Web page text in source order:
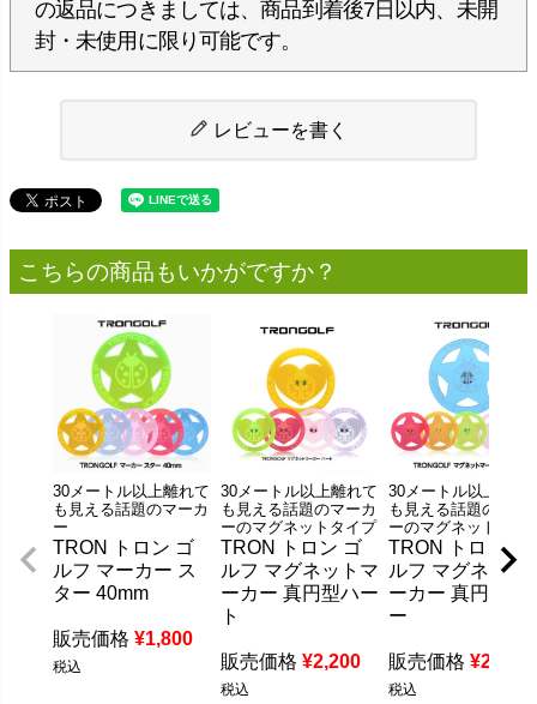
の返品につきましては、商品到着後7日以内、未開
封・未使用に限り可能です。
レビューを書く
こちらの商品もいかがですか？
30メートル以上離れて
も見える話題のマーカ
ー
TRON トロン ゴ
ルフ マーカー ス
ター 40mm
販売価格 ¥1,800
税込
30メートル以上離れて
も見える話題のマーカ
ーのマグネットタイプ
TRON トロン ゴ
ルフ マグネットマ
ーカー 真円型ハー
ト
販売価格 ¥2,200
税込
30メートル以上離れ
も見える話題のマー
ーのマグネットタイ
TRON トロン ゴ
ルフ マグネット
ーカー 真円型ス
ー
販売価格 ¥2,200
税込